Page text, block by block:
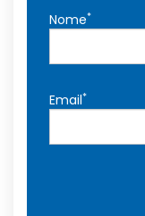
Nome*
Email*